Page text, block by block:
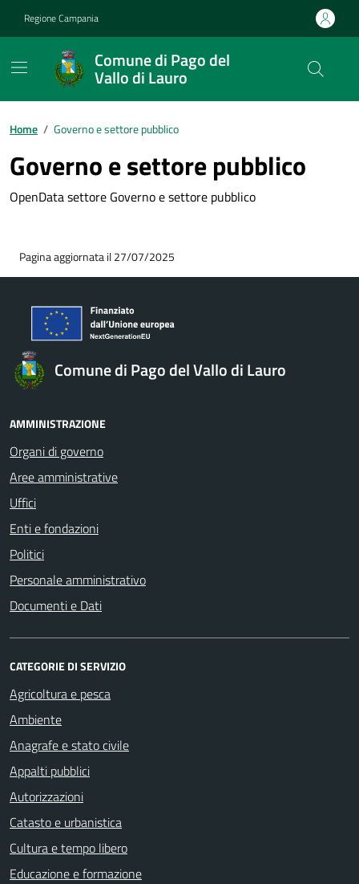
Regione Campania
Comune di Pago del
Vallo di Lauro
Home / Governo e settore pubblico
Governo e settore pubblico
OpenData settore Governo e settore pubblico
Pagina aggiornata il 27/07/2025
Comune di Pago del Vallo di Lauro
AMMINISTRAZIONE
Organi di governo
Aree amministrative
Uffici
Enti e fondazioni
Politici
Personale amministrativo
Documenti e Dati
CATEGORIE DI SERVIZIO
Agricoltura e pesca
Ambiente
Anagrafe e stato civile
Appalti pubblici
Autorizzazioni
Catasto e urbanistica
Cultura e tempo libero
Educazione e formazione